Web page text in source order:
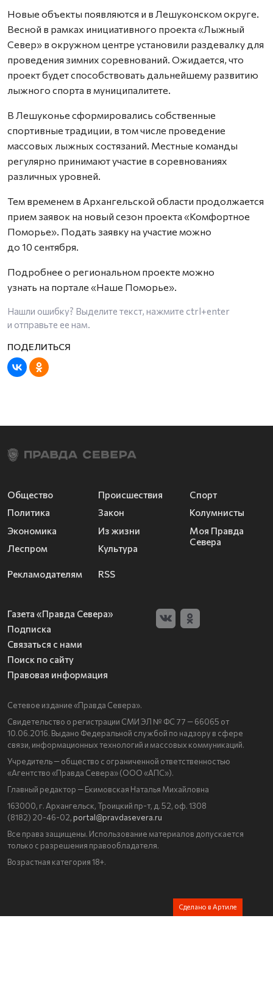
Новые объекты появляются и в Лешуконском округе.
Весной в рамках инициативного проекта «Лыжный
Север» в окружном центре установили раздевалку для
проведения зимних соревнований. Ожидается, что
проект будет способствовать дальнейшему развитию
лыжного спорта в муниципалитете.
В Лешуконье сформировались собственные
спортивные традиции, в том числе проведение
массовых лыжных состязаний. Местные команды
регулярно принимают участие в соревнованиях
различных уровней.
Тем временем в Архангельской области продолжается
прием заявок на новый сезон проекта «Комфортное
Поморье». Подать заявку на участие можно
до 10 сентября.
Подробнее о региональном проекте можно
узнать на портале «Наше Поморье».
Нашли ошибку? Выделите текст, нажмите ctrl+enter
и отправьте ее нам.
Общество
Политика
Экономика
Леспром
Происшествия
Закон
Из жизни
Культура
Спорт
Колумнисты
Моя Правда
Севера
Рекламодателям RSS
Газета «Правда Севера»
Подписка
Связаться с нами
Поиск по сайту
Правовая информация
Сетевое издание «Правда Севера».
Свидетельство о регистрации СМИ ЭЛ № ФС 77 — 66065 от
10.06.2016. Выдано Федеральной службой по надзору в сфере
связи, информационных технологий и массовых коммуникаций.
Учредитель — общество с ограниченной ответственностью
«Агентство «Правда Севера» (ООО «АПС»).
Главный редактор — Екимовская Наталья Михайловна
163000, г. Архангельск, Троицкий пр-т, д. 52, оф. 1308
(8182) 20-46-02, portal@pravdasevera.ru
Все права защищены. Использование материалов допускается
только с разрешения правообладателя.
Возрастная категория 18+.
Сделано в Артиле